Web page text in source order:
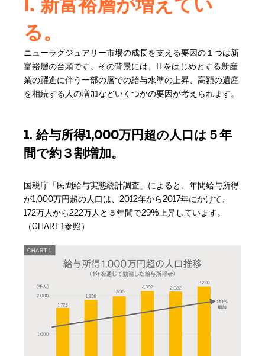
I. 新富裕層が増えてい
る。
ニューラグジュアリー市場の成長を支える要因の１つは新
富裕層の台頭です。その背景には、ITをはじめとする新産
業の躍進に伴う一部の層での給与水準の上昇、高額の遺産
を相続する人の増加などいくつかの要因が考えられます。
1. 給与所得1,000万円超の人口は５年
間で約３割増加。
国税庁「民間給与実態統計調査」によると、年間給与所得
が1,000万円超の人口は、2012年から2017年にかけて、
172万人から222万人と５年間で29%上昇しています。
（CHART 1参照）